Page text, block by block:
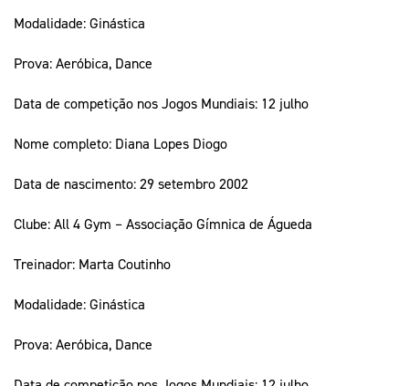
Modalidade: Ginástica
Prova: Aeróbica, Dance
Data de competição nos Jogos Mundiais: 12 julho
Nome completo: Diana Lopes Diogo
Data de nascimento: 29 setembro 2002
Clube: All 4 Gym – Associação Gímnica de Águeda
Treinador: Marta Coutinho
Modalidade: Ginástica
Prova: Aeróbica, Dance